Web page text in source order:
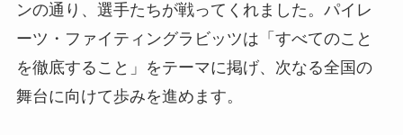
ンの通り、選手たちが戦ってくれました。パイレ
ーツ・ファイティングラビッツは「すべてのこと
を徹底すること」をテーマに掲げ、次なる全国の
舞台に向けて歩みを進めます。